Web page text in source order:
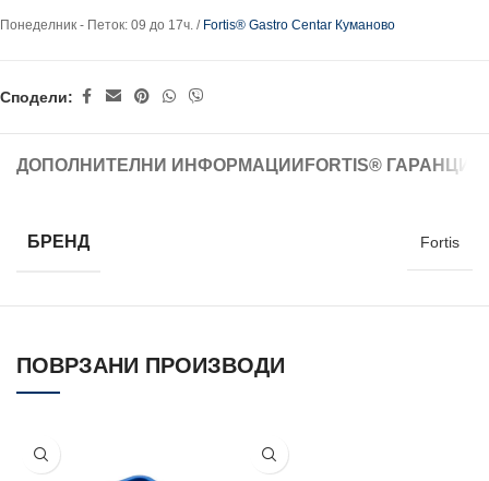
Понеделник - Петок: 09 до 17ч. / Fortis® Gastro Centar Куманово
Сподели:
ДОПОЛНИТЕЛНИ ИНФОРМАЦИИ FORTIS®
БРЕНД Fortis
ПОВРЗАНИ ПРОИЗВОДИ